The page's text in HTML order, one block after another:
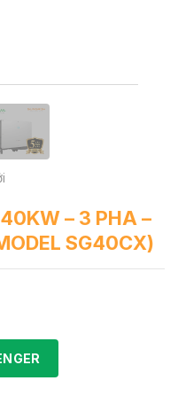
– 3 PHA –
SG40CX)